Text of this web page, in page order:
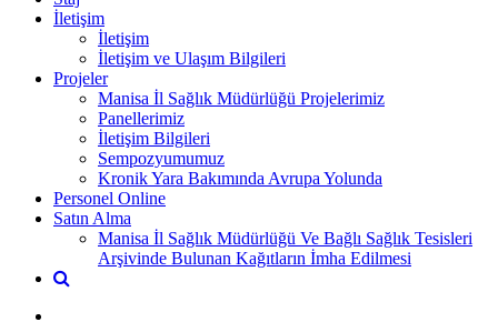
İletişim
İletişim
İletişim ve Ulaşım Bilgileri
Projeler
Manisa İl Sağlık Müdürlüğü Projelerimiz
Panellerimiz
İletişim Bilgileri
Sempozyumumuz
Kronik Yara Bakımında Avrupa Yolunda
Personel Online
Satın Alma
Manisa İl Sağlık Müdürlüğü Ve Bağlı Sağlık Tesisleri
Arşivinde Bulunan Kağıtların İmha Edilmesi